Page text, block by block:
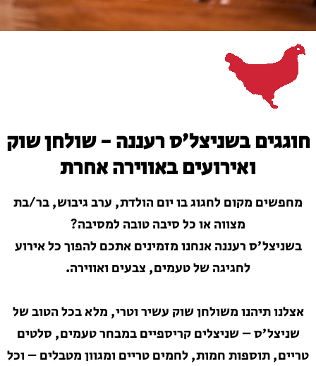
חוגגים בשניצל׳ס רעננה - שולחן שוק
ואירועים באווירה אחרת
מחפשים מקום לחגוג בו יום הולדת, ערב גיבוש, בר/בת
מצווה או כל סיבה טובה למסיבה?
בשניצל׳ס רעננה אנחנו מזמינים אתכם להפוך כל אירוע
לחגיגה של טעמים, צבעים ואווירה.
אצלנו תיהנו משולחן שוק עשיר וטרי, מלא בכל הטוב של
שניצל׳ס – שניצלים קריספיים במבחר טעמים, סלטים
טריים, תוספות חמות, לחמים טריים ומגוון מטבלים – וכל